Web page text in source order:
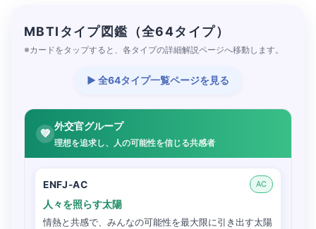
MBTIタイプ図鑑（全64タイプ）
※カードをタップすると、各タイプの詳細解説ページへ移動します。
▶ 全64タイプ一覧ページを見る
💚
外交官グループ
理想を追求し、人の可能性を信じる共感者
ENFJ-AC AC
人々を照らす太陽
情熱と共感で、みんなの可能性を最大限に引き出す太陽